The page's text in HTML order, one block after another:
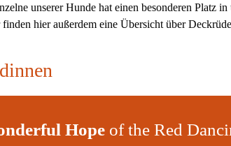
unserer Hunde hat einen besonderen Platz
finden hier außerdem eine Übersicht über
Hope of the Red